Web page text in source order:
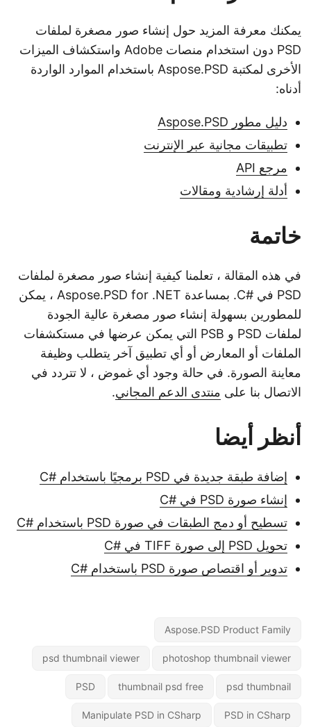
يمكنك معرفة المزيد حول إنشاء صور مصغرة لملفات
PSD دون استخدام منصات Adobe واستكشاف الميزات
الأخرى لمكتبة Aspose.PSD باستخدام الموارد الواردة
أدناه:
دليل مطور Aspose.PSD
تطبيقات مجانية عبر الإنترنت
مرجع API
أدلة إرشادية ومقالات
خاتمة
في هذه المقالة ، تعلمنا كيفية إنشاء صور مصغرة لملفات
PSD في #C. بمساعدة Aspose.PSD for .NET ، يمكن
للمطورين بسهولة إنشاء صور مصغرة عالية الجودة
لملفات PSD و PSB التي يمكن عرضها في مستكشفات
الملفات أو المعارض أو أي تطبيق آخر يتطلب وظيفة
معاينة الصورة. في حالة وجود أي غموض ، لا تتردد في
الاتصال بنا على منتدى الدعم المجاني.
أنظر أيضا
إضافة طبقة جديدة في PSD برمجيًا باستخدام #C
إنشاء صورة PSD في #C
تسطيح أو دمج الطبقات في صورة PSD باستخدام #C
تحويل PSD إلى صورة TIFF في #C
تدوير أو اقتصاص صورة PSD باستخدام #C
Aspose.PSD Product Family
photoshop thumbnail viewer
psd thumbnail viewer
psd thumbnail
thumbnail psd free
PSD
PSD in CSharp
Manipulate PSD in CSharp